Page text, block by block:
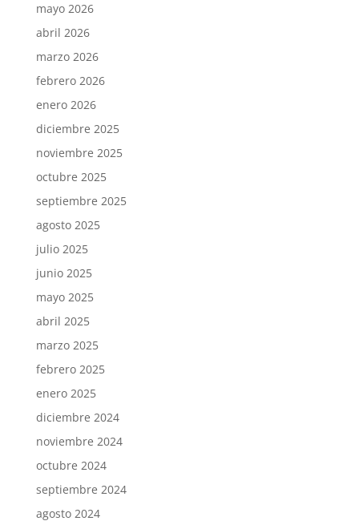
mayo 2026
abril 2026
marzo 2026
febrero 2026
enero 2026
diciembre 2025
noviembre 2025
octubre 2025
septiembre 2025
agosto 2025
julio 2025
junio 2025
mayo 2025
abril 2025
marzo 2025
febrero 2025
enero 2025
diciembre 2024
noviembre 2024
octubre 2024
septiembre 2024
agosto 2024